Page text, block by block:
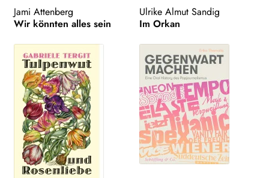
Jami Attenberg
Wir könnten alles sein
Ulrike Almut Sandig
Im Orkan